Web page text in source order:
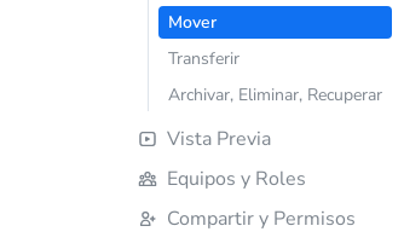
Mover
Transferir
Archivar, Eliminar, Recuperar
Vista Previa
Equipos y Roles
Compartir y Permisos